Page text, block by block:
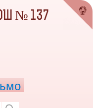
№ 137